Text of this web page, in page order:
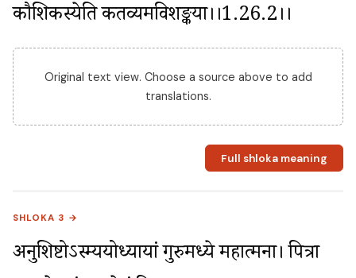
कौशिकस्येति कर्तव्यमविशङ्कया।।1.26.2।।
Original text view. Choose a source above to add
translations.
Full shloka meaning
SHLOKA 3 →
अनुशिष्टोऽस्म्ययोध्यायां गुरुमध्ये महात्मना। पित्रा